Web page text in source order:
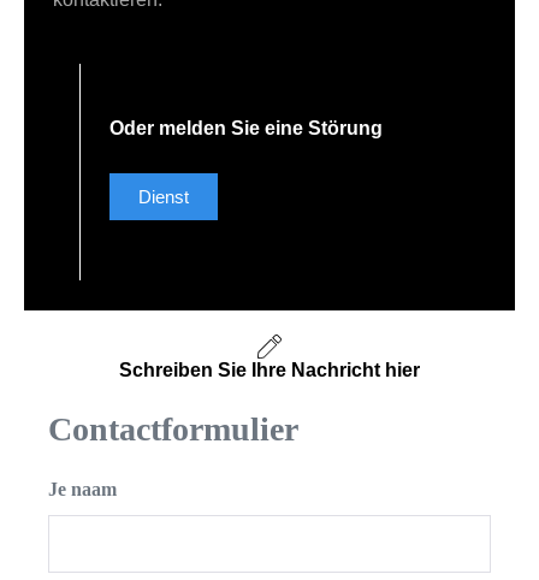
Oder melden Sie eine Störung
Dienst
Schreiben Sie Ihre Nachricht hier
Contactformulier
Je naam